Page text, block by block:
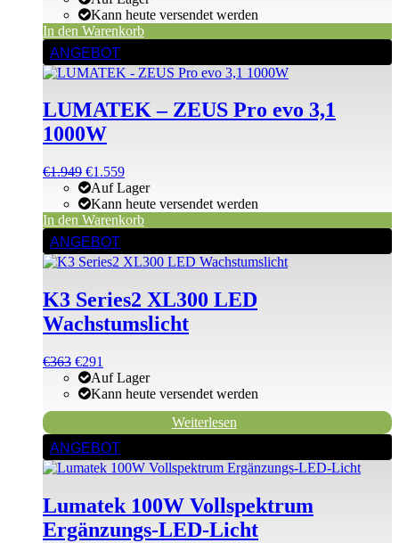
war:
€948
ist:
€948.
Kann heute versendet werden
In den Warenkorb
ANGEBOT
LUMATEK – ZEUS Pro evo 3,1
1000W
Ursprünglicher
Preis
war:
€1.949
€1.949Aktueller
Preis
ist:
€1.949.
€1.559
Auf Lager
Kann heute versendet werden
In den Warenkorb
ANGEBOT
K3 Series2 XL300 LED
Wachstumslicht
Ursprünglicher
Preis
war:
€688
€363Aktueller
Preis
ist:
€363.
€291
Auf Lager
Kann heute versendet werden
Weiterlesen
ANGEBOT
Lumatek 100W Vollspektrum
Ergänzungs-LED-Licht